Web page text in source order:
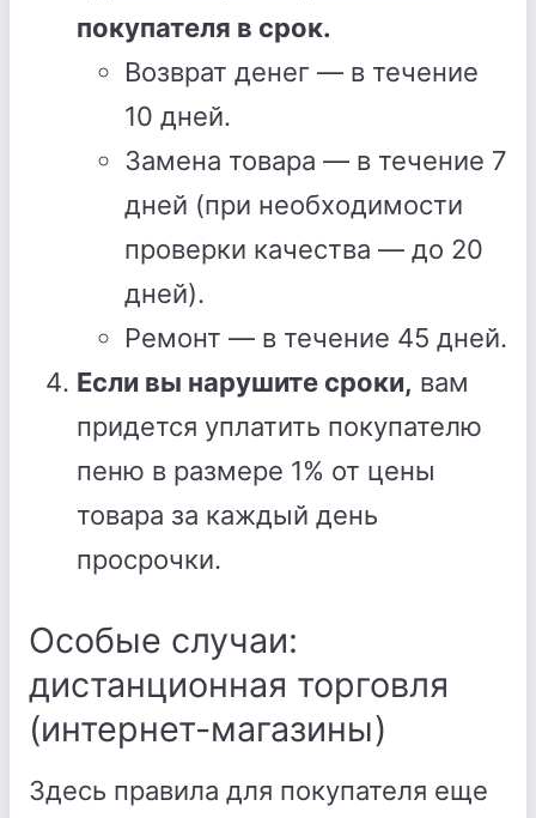
покупателя в срок.
Возврат денег — в течение
10 дней.
Замена товара — в течение 7
дней (при необходимости
проверки качества — до 20
дней).
Ремонт — в течение 45 дней.
Если вы нарушите сроки, вам
придется уплатить покупателю
пеню в размере 1% от цены
товара за каждый день
просрочки.
Особые случаи:
дистанционная торговля
(интернет-магазины)
Здесь правила для покупателя еще